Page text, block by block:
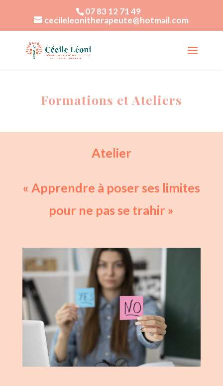
07 83 12 71 49
cecileleonitherapeute@hotmail.com
Formations et Ateliers
Atelier
« Apprendre à poser ses limites
pour ne pas se trahir »